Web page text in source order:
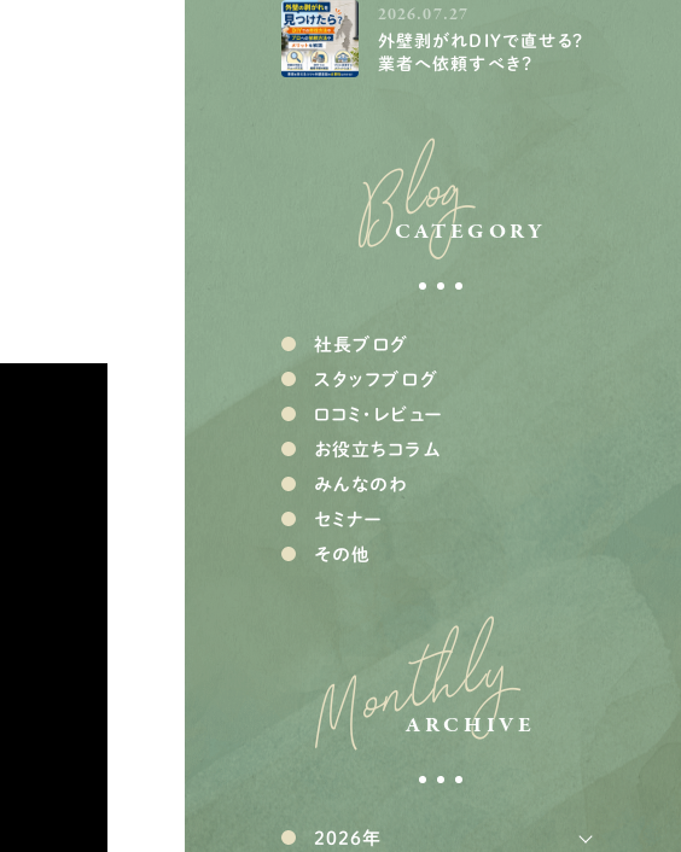
2026.07.27
外壁剥がれDIYで直せる？
業者へ依頼すべき？
Blog
CATEGORY
社長ブログ
スタッフブログ
口コミ・レビュー
お役立ちコラム
みんなのわ
セミナー
その他
Monthly
ARCHIVE
2026年